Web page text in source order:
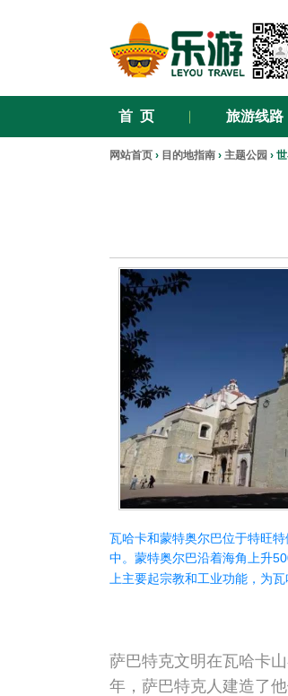
首 页 旅游线路
网站首页 › 目的地指南 › 主题公园 ›
瓦哈卡和蒙特奥尔巴位于特旺
中。蒙特奥尔巴沿着海角上升
上主要起宗教和工业功能，为瓦
萨巴特克文明在瓦哈卡
年，萨巴特克人建造了